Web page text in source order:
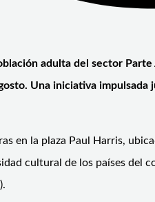
adulta del sector
Una iniciativa
en la plaza Paul Harris,
cultural de los países del